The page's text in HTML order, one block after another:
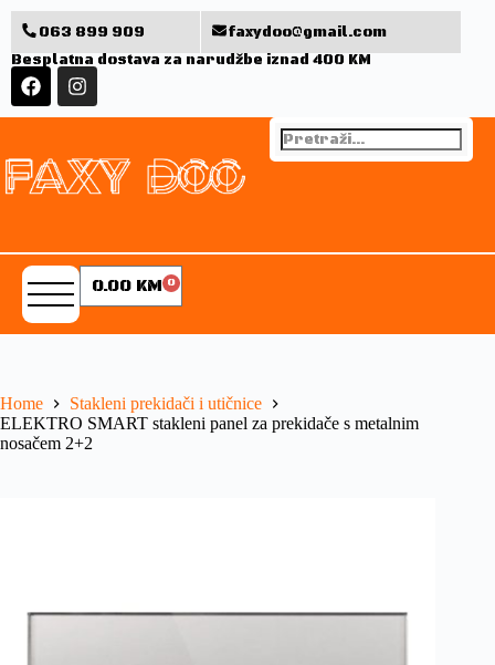
063 899 909
faxydoo@gmail.com
Besplatna dostava za narudžbe iznad 400 KM
0.00 KM 0
Home
Stakleni prekidači i utičnice
ELEKTRO SMART stakleni panel za prekidače s metalnim
nosačem 2+2